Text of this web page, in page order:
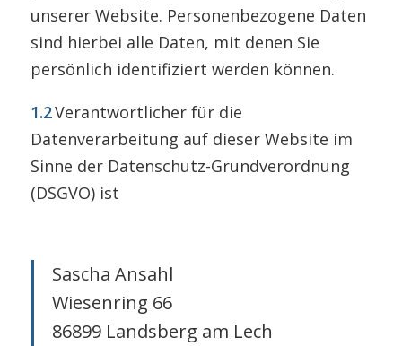
unserer Website. Personenbezogene Daten
sind hierbei alle Daten, mit denen Sie
persönlich identifiziert werden können.
1.2Verantwortlicher für die
Datenverarbeitung auf dieser Website im
Sinne der Datenschutz-Grundverordnung
(DSGVO) ist
Sascha Ansahl
Wiesenring 66
86899 Landsberg am Lech